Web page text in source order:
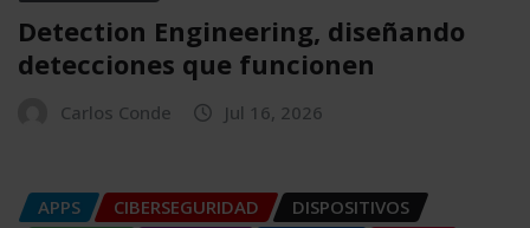
Detection Engineering, diseñando
detecciones que funcionen
Carlos Conde Jul 16, 2026
APPS CIBERSEGURIDAD
DISPOSITIVOS